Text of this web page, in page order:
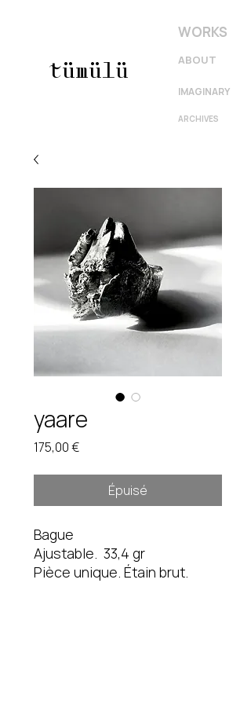
WORKS
tümülü
ARCHIVES
IMAGINARY
ABOUT
yaare
175,00 €
Épuisé
Bague
Ajustable. 33,4 gr
Pièce unique. Étain brut.